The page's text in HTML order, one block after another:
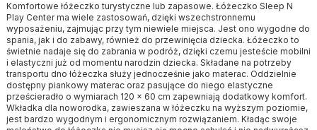
Komfortowe łóżeczko turystyczne lub zapasowe. Łóżeczko Sleep N
Play Center ma wiele zastosowań, dzięki wszechstronnemu
wyposażeniu, zajmując przy tym niewiele miejsca. Jest ono wygodne do
spania, jak i do zabawy, również do przewinięcia dziecka. Łóżeczko to
świetnie nadaje się do zabrania w podróż, dzięki czemu jesteście mobilni
i elastyczni już od momentu narodzin dziecka. Składane na potrzeby
transportu dno łóżeczka służy jednocześnie jako materac. Oddzielnie
dostępny piankowy materac oraz pasujące do niego elastyczne
prześcieradło o wymiarach 120 x 60 cm zapewniają dodatkowy komfort.
Wkładka dla noworodka, zawieszana w łóżeczku na wyższym poziomie,
jest bardzo wygodnym i ergonomicznym rozwiązaniem. Kładąc swoje